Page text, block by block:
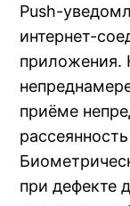
Push-
интернет-
приёме
при дефекте